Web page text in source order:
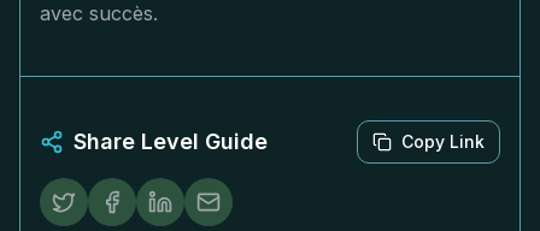
avec succès.
Share Level Guide Copy Link